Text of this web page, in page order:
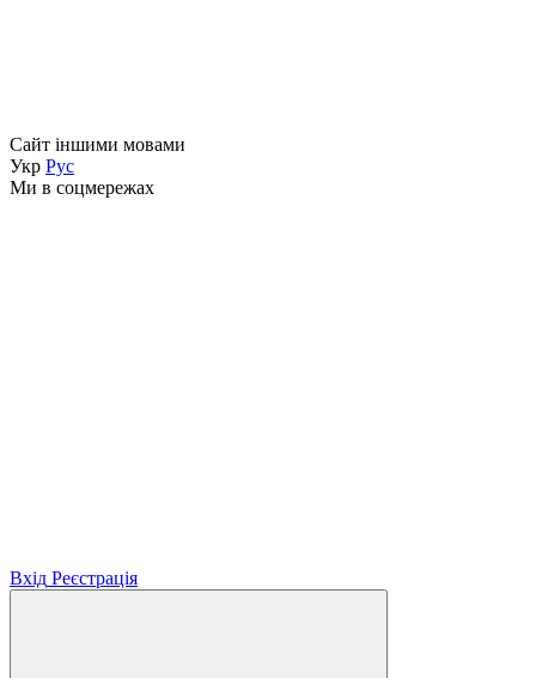
Сайт іншими мовами
Укр Рус
Ми в соцмережах
Вхід Реєстрація